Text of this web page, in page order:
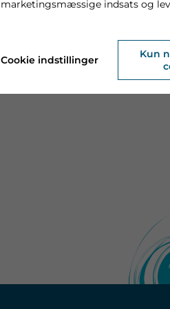
marketingsmæssige indsats og
Cookie indstillinger
Kun